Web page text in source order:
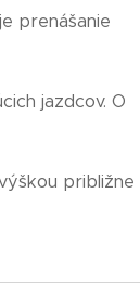
prenášanie
jazdcov. O
približne